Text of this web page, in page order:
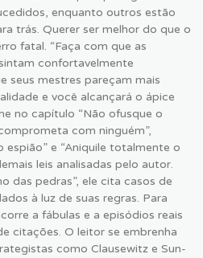
enquanto outros estão
trás. Querer ser melhor do que o
fatal. “Faça com que as
confortavelmente
seus mestres pareçam mais
e você alcançará o ápice
no capítulo “Não ofusque o
com ninguém”,
espião” e “Aniquile totalmente o
leis analisadas pelo autor.
das pedras”, ele cita casos de
à luz de suas regras. Para
a fábulas e a episódios reais
citações. O leitor se embrenha
como Clausewitz e Sun-